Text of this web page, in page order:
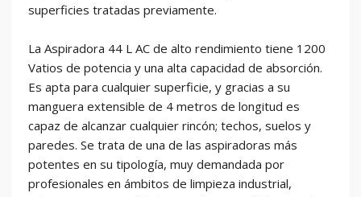
superficies tratadas previamente.
La Aspiradora 44 L AC de alto rendimiento tiene 1200
Vatios de potencia y una alta capacidad de absorción.
Es apta para cualquier superficie, y gracias a su
manguera extensible de 4 metros de longitud es
capaz de alcanzar cualquier rincón; techos, suelos y
paredes. Se trata de una de las aspiradoras más
potentes en su tipología, muy demandada por
profesionales en ámbitos de limpieza industrial,